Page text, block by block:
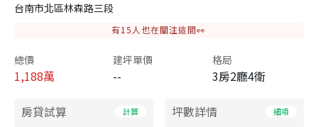
台南市北區林森路三段
有15 人也在關注這間👀
總價
1,188萬
建坪單價
--
格局
3房2廳4衛
房貸試算 計算 坪數詳情 細項